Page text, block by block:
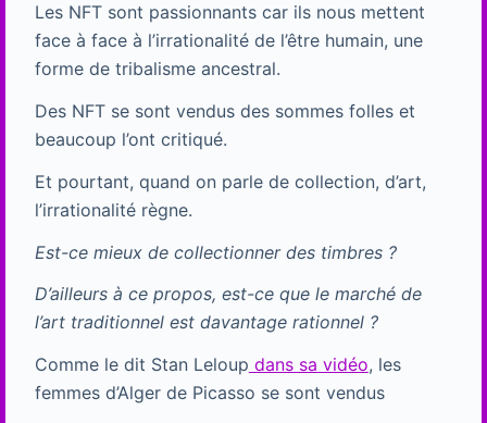
Les NFT sont passionnants car ils nous mettent
face à face à l’irrationalité de l’être humain, une
forme de tribalisme ancestral.
Des NFT se sont vendus des sommes folles et
beaucoup l’ont critiqué.
Et pourtant, quand on parle de collection, d’art,
l’irrationalité règne.
Est-ce mieux de collectionner des timbres ?
D’ailleurs à ce propos, est-ce que le marché de
l’art traditionnel est davantage rationnel ?
Comme le dit Stan Leloup dans sa vidéo, les
femmes d’Alger de Picasso se sont vendus